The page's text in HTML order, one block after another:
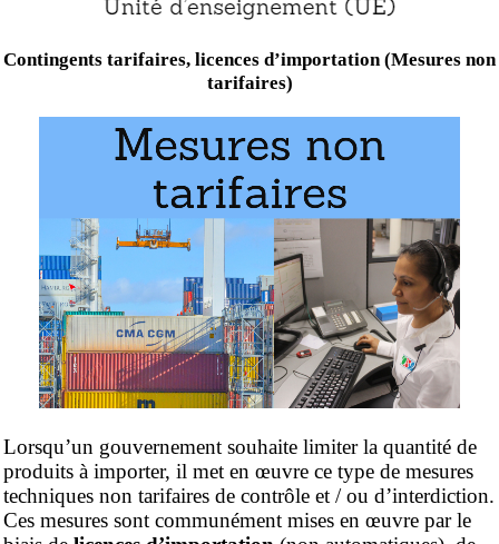
Contingents tarifaires, licences d’importation (Mesures non
tarifaires)
Lorsqu’un gouvernement souhaite limiter la quantité de
produits à importer, il met en œuvre ce type de mesures
techniques non tarifaires de contrôle et / ou d’interdiction.
Ces mesures sont communément mises en œuvre par le